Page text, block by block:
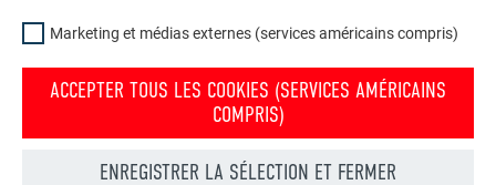
Introduction du panneau composite enaluminium
Introduction de trois nouvelles couleurs imitation bois
(noyer foncé, chêne gris, chêne
naturel)
Marketing et médias externes (services américains compris)
ACCEPTER TOUS LES COOKIES (SERVICES AMÉRICAINS
COMPRIS)
ENREGISTRER LA SÉLECTION ET FERMER